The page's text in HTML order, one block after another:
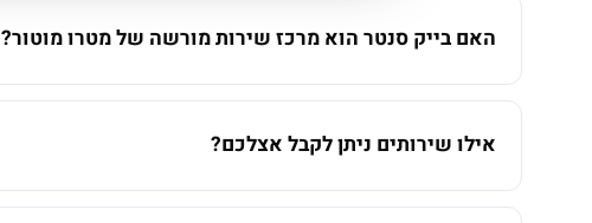
האם בייק סנטר הוא מרכז שירות מורשה של מטרו מוטור?
אילו שירותים ניתן לקבל אצלכם?